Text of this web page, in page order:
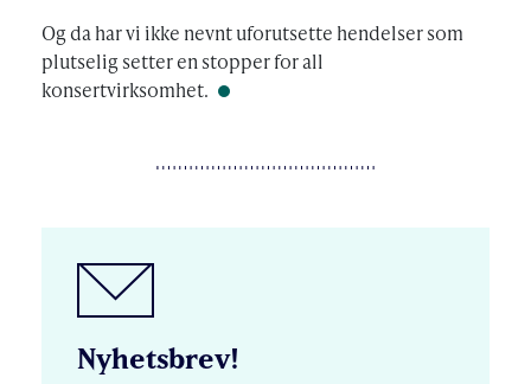
Og da har vi ikke nevnt uforutsette hendelser som
plutselig setter en stopper for all
konsertvirksomhet.
Nyhetsbrev!